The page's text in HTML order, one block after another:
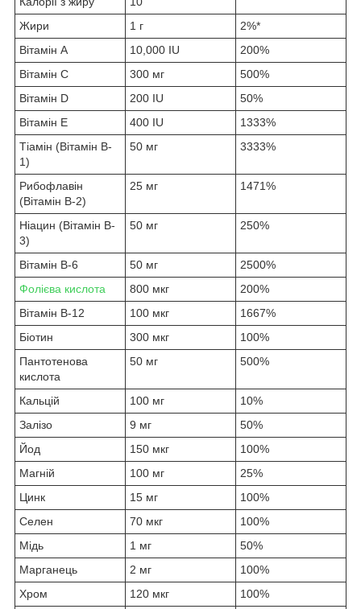
Жири
1 г
2%*
Вітамін A
10,000 IU
200%
Вітамін C
300 мг
500%
Вітамін D
200 IU
50%
Вітамін E
400 IU
1333%
Тіамін (Вітамін B-
1)
50 мг 3333%
Рибофлавін
(Вітамін B-2)
25 мг 1471%
Ніацин (Вітамін B-
3)
50 мг 250%
Вітамін B-6 50 мг
2500%
Фолієва кислота
800 мкг
200%
Вітамін B-12
100 мкг
1667%
Біотин
300 мкг
100%
Пантотенова
кислота
50 мг 500%
Кальцій 100 мг
10%
Залізо
9 мг
50%
Йод
150 мкг
100%
Магній
100 мг
25%
Цинк
15 мг
100%
Селен
70 мкг
100%
Мідь
1 мг
50%
Марганець
2 мг
100%
Хром
120 мкг 100%